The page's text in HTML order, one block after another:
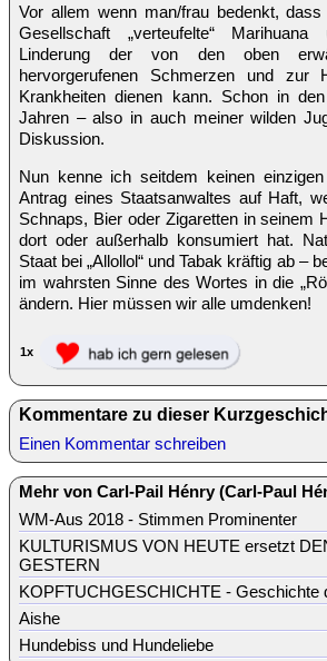
Vor allem wenn man/frau bedenkt,
Gesellschaft „verteufelte“
Linderung der von den oben
hervorgerufenen Schmerzen und zur
Krankheiten dienen kann. Schon in
Jahren – also in auch meiner wilden
Diskussion.
Nun kenne ich seitdem keinen
Antrag eines Staatsanwaltes auf Haft,
Schnaps, Bier oder Zigaretten in seinem
dort oder außerhalb konsumiert hat.
Staat bei „Allollol“ und Tabak kräftig ab –
im wahrsten Sinne des Wortes in die
ändern. Hier müssen wir alle umdenken!
1x
Kommentare zu dieser
Einen Kommentar schreiben
Mehr von Carl-Pail Hénry (Carl-Paul
WM-Aus 2018 - Stimmen Prominenter
KULTURISMUS VON HEUTE ersetzt
GESTERN
KOPFTUCHGESCHICHTE - Geschichte
Aishe
Hundebiss und Hundeliebe